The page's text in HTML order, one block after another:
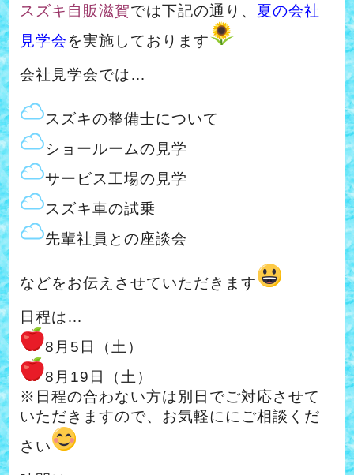
スズキ自販滋賀では下記の通り、 夏の会社
見学会を実施しております
会社見学会では…
スズキの整備士について
ショールームの見学
サービス工場の見学
スズキ車の試乗
先輩社員との座談会
などをお伝えさせていただきます
日程は…
8月5日（土）
8月19日（土）
※日程の合わない方は別日でご対応させて
いただきますので、お気軽ににご相談くだ
さい